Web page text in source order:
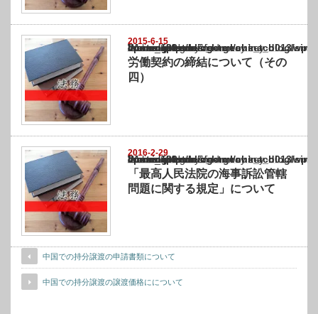
2015-6-15
Warning
: Undefined array key "show_category" in
/home/netst/kuno-cpa.co.jp/public_html/china_blog/wp-content/themes/
on line183
労働契約の締結について（その
四）
2016-2-29
Warning
: Undefined array key "show_category" in
/home/netst/kuno-cpa.co.jp/public_html/china_blog/wp-content/themes/
on line183
「最高人民法院の海事訴訟管轄
問題に関する規定」について
中国での持分譲渡の申請書類について
中国での持分譲渡の譲渡価格にについて